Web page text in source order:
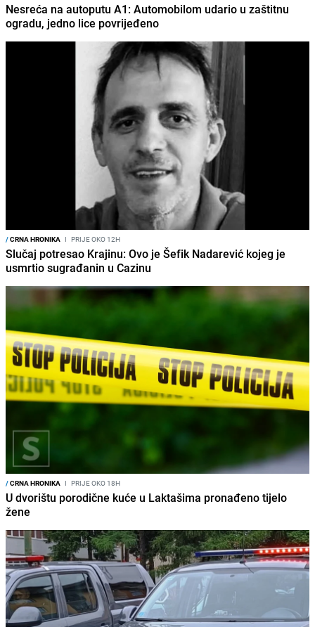
Nesreća na autoputu A1: Automobilom udario u zaštitnu
ogradu, jedno lice povrijeđeno
/CRNA HRONIKA I PRIJE OKO 12H
Slučaj potresao Krajinu: Ovo je Šefik Nadarević kojeg je
usmrtio sugrađanin u Cazinu
/CRNA HRONIKA I PRIJE OKO 18H
U dvorištu porodične kuće u Laktašima pronađeno tijelo
žene